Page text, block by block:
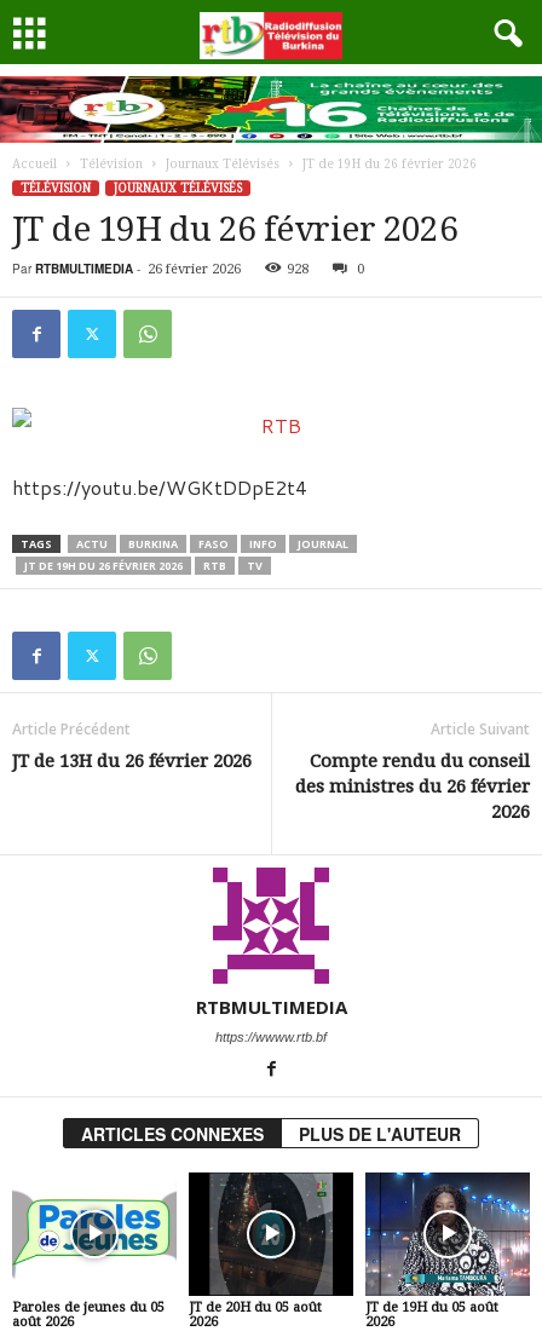
Accueil Télévision Journaux Télévisés
JT de 19H du 26 février 2026
TÉLÉVISION
JOURNAUX TÉLÉVISÉS
JT de 19H du 26 février 2026
Par RTBMULTIMEDIA - 26 février 2026 928 0
https://youtu.be/WGKtDDpE2t4
TAGS ACTU BURKINA FASO INFO
JOURNAL
JT DE 19H DU 26 FÉVRIER 2026
RTB TV
Article Précédent
JT de 13H du 26 février 2026
Article Suivant
Compte rendu du conseil
des ministres du 26 février
2026
RTBMULTIMEDIA
https://wwww.rtb.bf
ARTICLES CONNEXES PLUS DE L'AUTEUR
Paroles de jeunes du 05
août 2026
JT de 20H du 05 août
2026
JT de 19H du 05 août
2026